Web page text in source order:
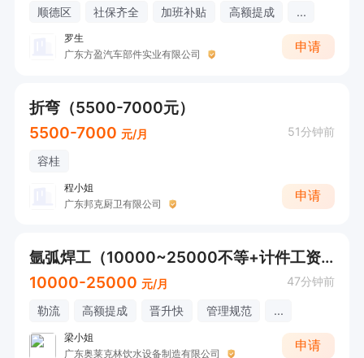
顺德区 社保齐全 加班补贴 高额提成 ...
罗生
广东方盈汽车部件实业有限公司
申请
折弯（5500-7000元）
5500-7000 元/月 51分钟前
容桂
程小姐
广东邦克厨卫有限公司
申请
氩弧焊工（10000~25000不等+计件工资+社保+工作餐）
10000-25000 元/月 47分钟前
勒流 高额提成 晋升快 管理规范 ...
梁小姐
广东奥莱克林饮水设备制造有限公司
申请